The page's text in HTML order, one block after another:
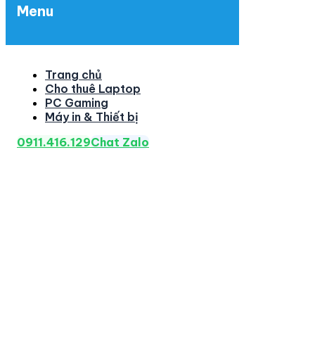
Menu
Trang chủ
Cho thuê Laptop
PC Gaming
Máy in & Thiết bị
0911.416.129Chat Zalo